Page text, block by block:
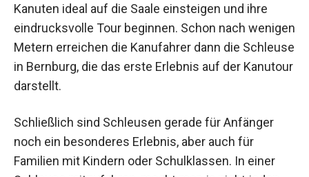
Kanuten ideal auf die Saale einsteigen und ihre
eindrucksvolle Tour beginnen. Schon nach wenigen
Metern erreichen die Kanufahrer dann die Schleuse
in Bernburg, die das erste Erlebnis auf der Kanutour
darstellt.
Schließlich sind Schleusen gerade für Anfänger
noch ein besonderes Erlebnis, aber auch für
Familien mit Kindern oder Schulklassen. In einer